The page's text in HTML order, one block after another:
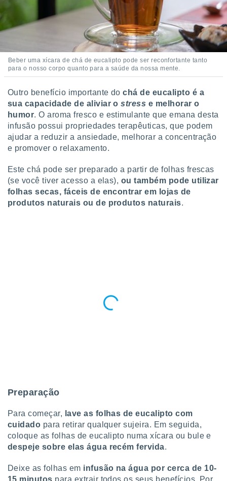
seus
com
se
seu
ou opor-
em “
na
de
de
ou
de dados
fontes,
e melhorar
Beber uma xícara de chá de eucalipto pode ser reconfortante tanto
para o nosso corpo quanto para a saúde da nossa mente.
Outro benefício importante do chá de eucalipto é a
sua capacidade de aliviar ostress e melhorar o
humor. O aroma fresco e estimulante que emana desta
infusão possui propriedades terapêuticas, que podem
ajudar a reduzir a ansiedade, melhorar a concentração
e promover o relaxamento.
Este chá pode ser preparado a partir de folhas frescas
(se você tiver acesso a elas), ou também pode utilizar
folhas secas, fáceis de encontrar em lojas de
produtos naturais ou de produtos naturais.
Preparação
Para começar, lave as folhas de eucalipto com
cuidado para retirar qualquer sujeira. Em seguida,
coloque as folhas de eucalipto numa xícara ou bule e
despeje sobre elas água recém fervida.
Deixe as folhas em infusão na água por cerca de 10-
15 minutos para extrair todos os seus benefícios. Por